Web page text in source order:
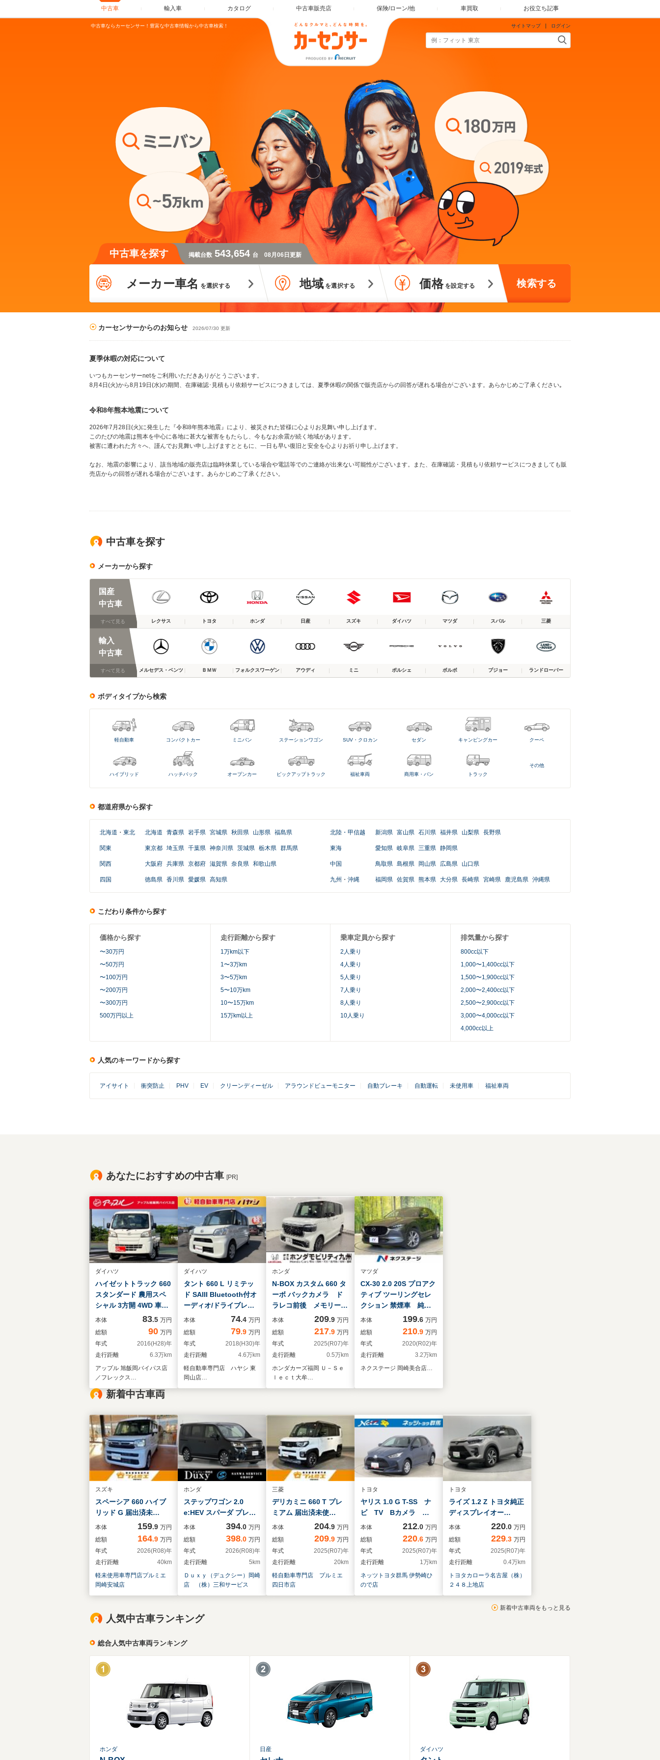
中古車 輸入車 カタログ 中古車販売店 保険/ローン/他 車買取 お役立ち記事
サイトマップ ログイン
中古車ならカーセンサー！豊富な中古車情報から中古車検索！
中古車を探す 掲載台数 543,654 台 08月06日更新
メーカー車名 を選択する 地域 を選択する 価格 を設定する 検索する
カーセンサーからのお知らせ 2026/07/30 更新
夏季休暇の対応について
いつもカーセンサーnetをご利用いただきありがとうございます。
8月4日(火)から8月19日(水)の期間、在庫確認･見積もり依頼サービスにつきましては、夏季休暇の関係で販売店からの回答が遅れる場合がございます。あらかじめご了承ください｡
令和8年熊本地震について
2026年7月28日(火)に発生した『令和8年熊本地震』により、被災された皆様に心よりお見舞い申し上げます。
このたびの地震は熊本を中心に各地に甚大な被害をもたらし、今もなお余震が続く地域があります。
被害に遭われた方々へ、謹んでお見舞い申し上げますとともに、一日も早い復旧と安全を心よりお祈り申し上げます。
なお、地震の影響により、該当地域の販売店は臨時休業している場合や電話等でのご連絡が出来ない可能性がございます。また、在庫確認・見積もり依頼サービスにつきましても販
売店からの回答が遅れる場合がございます。あらかじめご了承ください。
中古車を探す
メーカーから探す
国産
中古車
すべて見る レクサス トヨタ ホンダ 日産 スズキ ダイハツ マツダ スバル 三菱
輸入
中古車
すべて見る メルセデス・ベンツ ＢＭＷ フォルクスワーゲン アウディ ミニ ポルシェ ボルボ プジョー ランドローバー
ボディタイプから検索
軽自動車 コンパクトカー ミニバン ステーションワゴン SUV・クロカン セダン キャンピングカー クーペ
ハイブリッド ハッチバック オープンカー ピックアップトラック 福祉車両 商用車・バン トラック
その他
都道府県から探す
北海道 ・ 東北 北海道 青森県 岩手県 宮城県 秋田県 山形県 福島県
関東 東京都 埼玉県 千葉県 神奈川県 茨城県 栃木県 群馬県
関西 大阪府 兵庫県 京都府 滋賀県 奈良県 和歌山県
四国 徳島県 香川県 愛媛県 高知県
北陸・甲信越 新潟県 富山県 石川県 福井県 山梨県 長野県
東海 愛知県 岐阜県 三重県 静岡県
中国 鳥取県 島根県 岡山県 広島県 山口県
九州 ・ 沖縄 福岡県 佐賀県 熊本県 大分県 長崎県 宮崎県 鹿児島県 沖縄県
こだわり条件から探す
価格から探す
〜30万円
〜50万円
〜100万円
〜200万円
〜300万円
500万円以上
走行距離から探す
1万km以下
1〜3万km
3〜5万km
5〜10万km
10〜15万km
15万km以上
乗車定員から探す
2人乗り
4人乗り
5人乗り
7人乗り
8人乗り
10人乗り
排気量から探す
800cc以下
1,000〜1,400cc以下
1,500〜1,900cc以下
2,000〜2,400cc以下
2,500〜2,900cc以下
3,000〜4,000cc以下
4,000cc以上
人気のキーワードから探す
アイサイト 衝突防止 PHV EV クリーンディーゼル アラウンドビューモニター 自動ブレーキ 自動運転 未使用車 福祉車両
あなたにおすすめの中古車 [PR]
ダイハツ
ハイゼットトラック 660
スタンダード 農用スペ
シャル 3方開 4WD 車検
満了 令和10年5月/3方開
アオリ/5速マニュアルト
ランスミッション/4WD/
デフロック/マニュアル
エアコン/前照灯レベリ
ング調整ダイヤル/フロ
ント2スピーカー/助手席
サンバイザー/荷台作業
本体 83.5 万円
総額
90 万円
年式
2016(H28)年
走行距離
6.3万km
アップル 旭飯岡バイパス店
／フレックス…
ダイハツ
タント 660 L リミテッ
ド SAIII Bluetooth付オ
ーディオ/ドライブレコ
ーダー前後/ロールサン
シェード/衝突軽減ブレ
ーキ/スマートアシスト/
両側スライドドア
本体 74.4 万円
総額
79.9 万円
年式
2018(H30)年
走行距離
4.6万km
軽自動車専門店 ハヤシ 東
岡山店…
ホンダ
N-BOX カスタム 660 タ
ーボ バックカメラ ド
ラレコ前後 メモリーナ
ビ 両側電動スライドド
本体 209.9 万円
総額
217.9 万円
年式
2025(R07)年
走行距離
0.5万km
ホンダカーズ福岡 Ｕ－Ｓｅ
ｌｅｃｔ大牟…
マツダ
CX-30 2.0 20S プロアク
ティブ ツーリングセレ
クション 禁煙車 純正8
型DA 全周囲カメラ
ドラレコ ETC
Bluetooth再生 BSM
シートヒーター(前席)
パワーバックドア パワ
ーシート ステアリング
本体 199.6 万円
総額
210.9 万円
年式
2020(R02)年
走行距離
3.2万km
ネクステージ 岡崎美合店…
新着中古車両
スズキ
スペーシア 660 ハイブ
リッド G 届出済未…
本体 159.9 万円
総額
164.9 万円
年式
2026(R08)年
走行距離
40km
軽未使用車専門店プルミエ
岡崎安城店
ホンダ
ステップワゴン 2.0
e:HEV スパーダ プレ…
本体 394.0 万円
総額
398.0 万円
年式
2026(R08)年
走行距離
5km
Ｄｕｘｙ（デュクシー）岡崎
店 （株）三和サービス
三菱
デリカミニ 660 T プレ
ミアム 届出済未使…
本体 204.9 万円
総額
209.9 万円
年式
2025(R07)年
走行距離
20km
軽自動車専門店 プルミエ
四日市店
トヨタ
ヤリス 1.0 G T-SS ナ
ビ TV Bカメラ …
本体 212.0 万円
総額
220.6 万円
年式
2025(R07)年
走行距離
1万km
ネッツトヨタ群馬 伊勢崎ひ
ので店
トヨタ
ライズ 1.2 Z トヨタ純正
ディスプレイオー…
本体 220.0 万円
総額
229.3 万円
年式
2025(R07)年
走行距離
0.4万km
トヨタカローラ名古屋（株）
２４８上地店
新着中古車両をもっと見る
人気中古車ランキング
総合人気中古車両ランキング
ホンダ 日産 ダイハツ